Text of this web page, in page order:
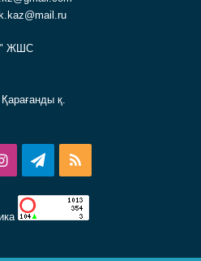
ЖШС
қ.
InstagramTelegram